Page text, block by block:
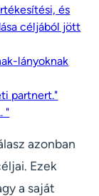
és
céljából jött
lányoknak
partnert."
"
azonban
Ezek
a saját